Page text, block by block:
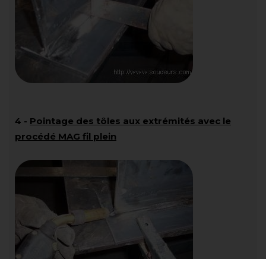
4 - Pointage des tôles aux extrémités avec le
procédé MAG fil plein